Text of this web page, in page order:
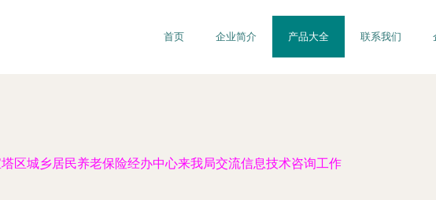
首页 企业简介 产品大全 联系我们
区城乡居民养老保险经办中心来我局交流信息技术咨询工作